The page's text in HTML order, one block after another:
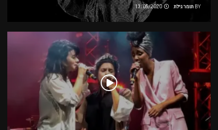
BY תומר גילת